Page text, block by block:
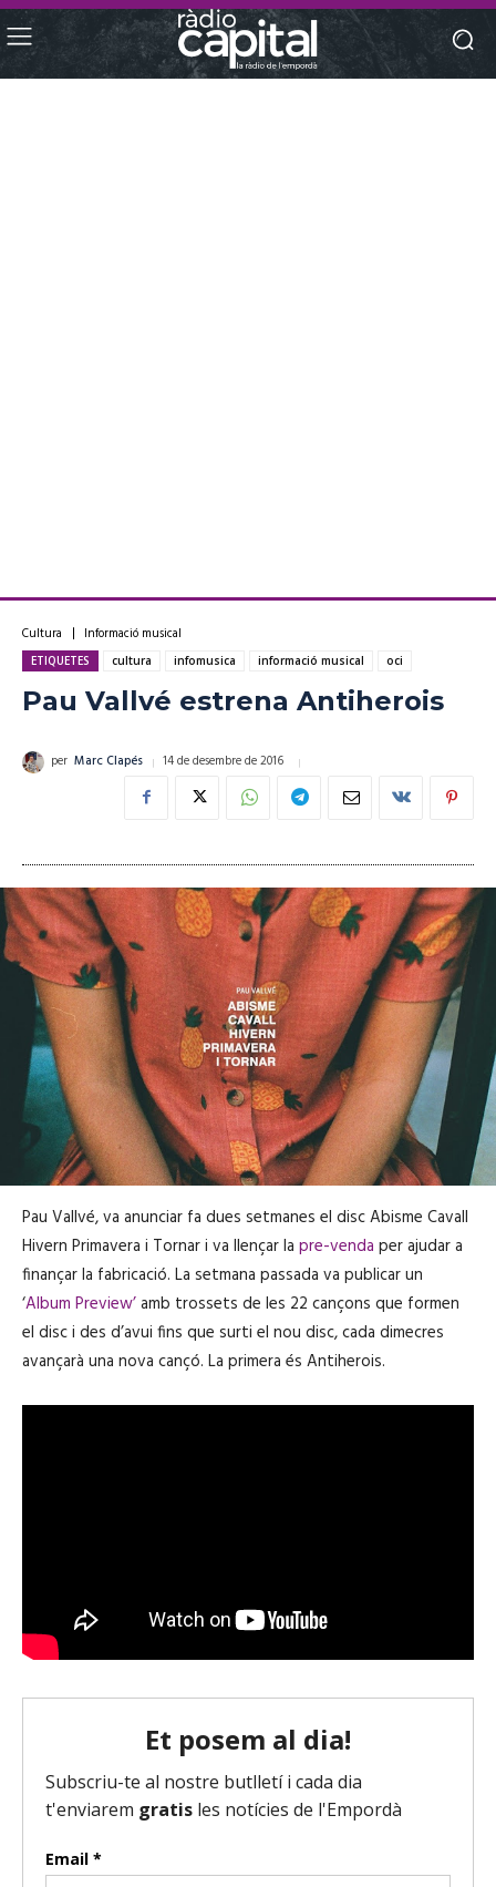
Cultura Informació musical
ETIQUETES cultura infomusica informació musical oci
Pau Vallvé estrena Antiherois
per Marc Clapés 14 de desembre de 2016
Pau Vallvé, va anunciar fa dues setmanes el disc Abisme Cavall
Hivern Primavera i Tornar i va llençar la pre-venda per ajudar a
finançar la fabricació. La setmana passada va publicar un
‘Album Preview’amb trossets de les 22 cançons que formen
el disc i des d’avui fins que surti el nou disc, cada dimecres
avançarà una nova cançó. La primera és Antiherois.